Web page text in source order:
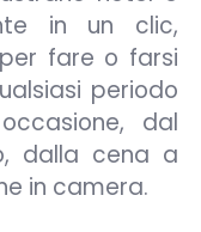
in un clic,
fare o farsi
periodo
dal
dalla cena a
in camera.